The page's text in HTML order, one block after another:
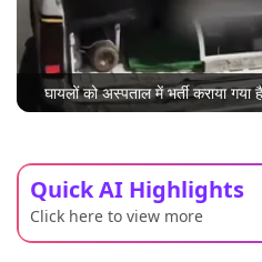
घायलों को अस्पताल में भर्ती कराया गया
Quick AI Highlights
Click here to view more